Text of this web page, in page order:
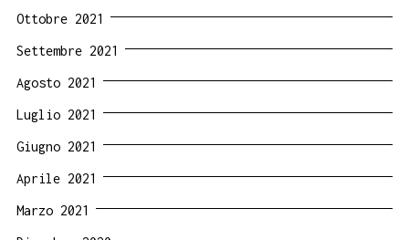
Ottobre 2021
Settembre 2021
Agosto 2021
Luglio 2021
Giugno 2021
Aprile 2021
Marzo 2021